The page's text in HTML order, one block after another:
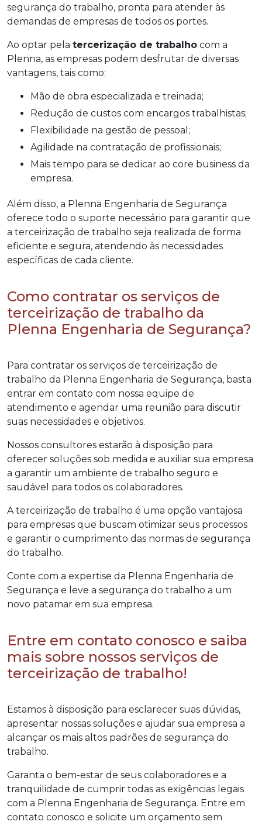
segurança do trabalho, pronta para atender às
demandas de empresas de todos os portes.
Ao optar pela tercerização de trabalho com a
Plenna, as empresas podem desfrutar de diversas
vantagens, tais como:
Mão de obra especializada e treinada;
Redução de custos com encargos trabalhistas;
Flexibilidade na gestão de pessoal;
Agilidade na contratação de profissionais;
Mais tempo para se dedicar ao core business da
empresa.
Além disso, a Plenna Engenharia de Segurança
oferece todo o suporte necessário para garantir que
a terceirização de trabalho seja realizada de forma
eficiente e segura, atendendo às necessidades
específicas de cada cliente.
Como contratar os serviços de
terceirização de trabalho da
Plenna Engenharia de Segurança?
Para contratar os serviços de terceirização de
trabalho da Plenna Engenharia de Segurança, basta
entrar em contato com nossa equipe de
atendimento e agendar uma reunião para discutir
suas necessidades e objetivos.
Nossos consultores estarão à disposição para
oferecer soluções sob medida e auxiliar sua empresa
a garantir um ambiente de trabalho seguro e
saudável para todos os colaboradores.
A terceirização de trabalho é uma opção vantajosa
para empresas que buscam otimizar seus processos
e garantir o cumprimento das normas de segurança
do trabalho.
Conte com a expertise da Plenna Engenharia de
Segurança e leve a segurança do trabalho a um
novo patamar em sua empresa.
Entre em contato conosco e saiba
mais sobre nossos serviços de
terceirização de trabalho!
Estamos à disposição para esclarecer suas dúvidas,
apresentar nossas soluções e ajudar sua empresa a
alcançar os mais altos padrões de segurança do
trabalho.
Garanta o bem-estar de seus colaboradores e a
tranquilidade de cumprir todas as exigências legais
com a Plenna Engenharia de Segurança. Entre em
contato conosco e solicite um orçamento sem